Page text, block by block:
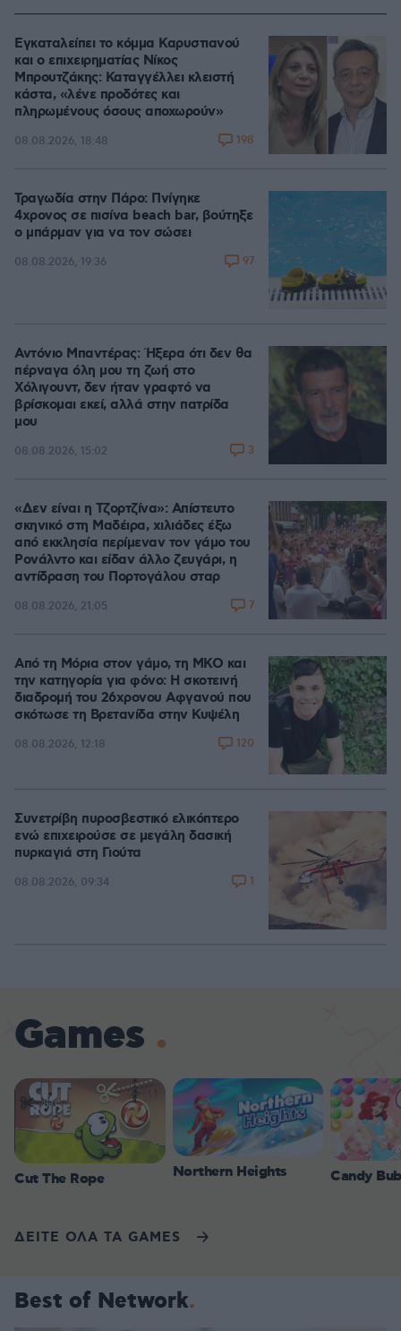
Εγκαταλείπει το κόμμα Καρυστιανού
και ο επιχειρηματίας Νίκος
Μπρουτζάκης: Καταγγέλλει κλειστή
κάστα, «λένε προδότες και
πληρωμένους όσους αποχωρούν»
08.08.2026, 18:48 198
Τραγωδία στην Πάρο: Πνίγηκε
4χρονος σε πισίνα beach bar, βούτηξε
ο μπάρμαν για να τον σώσει
08.08.2026, 19:36 97
Αντόνιο Μπαντέρας: Ήξερα ότι δεν θα
πέρναγα όλη μου τη ζωή στο
Χόλιγουντ, δεν ήταν γραφτό να
βρίσκομαι εκεί, αλλά στην πατρίδα
μου
08.08.2026, 15:02 3
«Δεν είναι η Τζορτζίνα»: Απίστευτο
σκηνικό στη Μαδέιρα, χιλιάδες έξω
από εκκλησία περίμεναν τον γάμο του
Ρονάλντο και είδαν άλλο ζευγάρι, η
αντίδραση του Πορτογάλου σταρ
08.08.2026, 21:05 7
Από τη Μόρια στον γάμο, τη ΜΚΟ και
την κατηγορία για φόνο: Η σκοτεινή
διαδρομή του 26χρονου Αφγανού που
σκότωσε τη Βρετανίδα στην Κυψέλη
08.08.2026, 12:18 120
Συνετρίβη πυροσβεστικό ελικόπτερο
ενώ επιχειρούσε σε μεγάλη δασική
πυρκαγιά στη Γιούτα
08.08.2026, 09:34 1
Games
Cut The Rope Northern Heights Candy
ΔΕΙΤΕ ΟΛΑ ΤΑ GAMES
Best of Network